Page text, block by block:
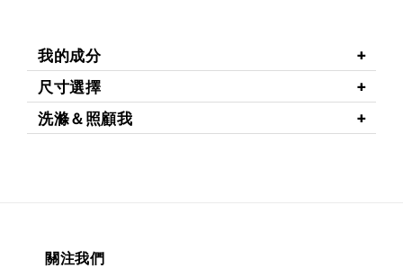
我的成分
尺寸選擇
洗滌＆照顧我
關注我們